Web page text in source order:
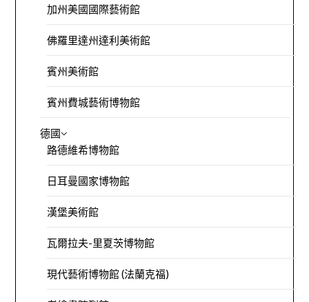
加州美國國際藝術館
佛羅里達州達利美術館
賓州美術館
賓州費城藝術博物館
德國
路德維希博物館
日耳曼國家博物館
漢堡美術館
瓦爾拉夫-里夏茨博物館
現代藝術博物館 (法蘭克福)